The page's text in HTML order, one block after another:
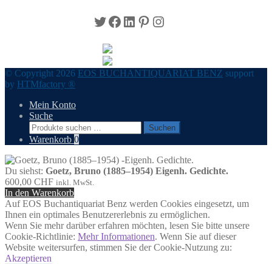
Twitter
Facebook
LinkedIn
Pinterest
Instagram
© Copyright 2026 EOS BUCHANTIQUARIAT BENZ support
by HTMfactory ®
Mein Konto
Suche
Suchen
nach:
Suchen
Warenkorb 0
Du siehst: Goetz, Bruno (1885–1954) Eigenh. Gedichte.
600,00 CHF inkl. MwSt.
In den Warenkorb
Auf EOS Buchantiquariat Benz werden Cookies eingesetzt, um
Ihnen ein optimales Benutzererlebnis zu ermöglichen.
Wenn Sie mehr darüber erfahren möchten, lesen Sie bitte unsere
Cookie-Richtlinie: Mehr Informationen. Wenn Sie auf dieser
Website weitersurfen, stimmen Sie der Cookie-Nutzung zu:
Akzeptieren